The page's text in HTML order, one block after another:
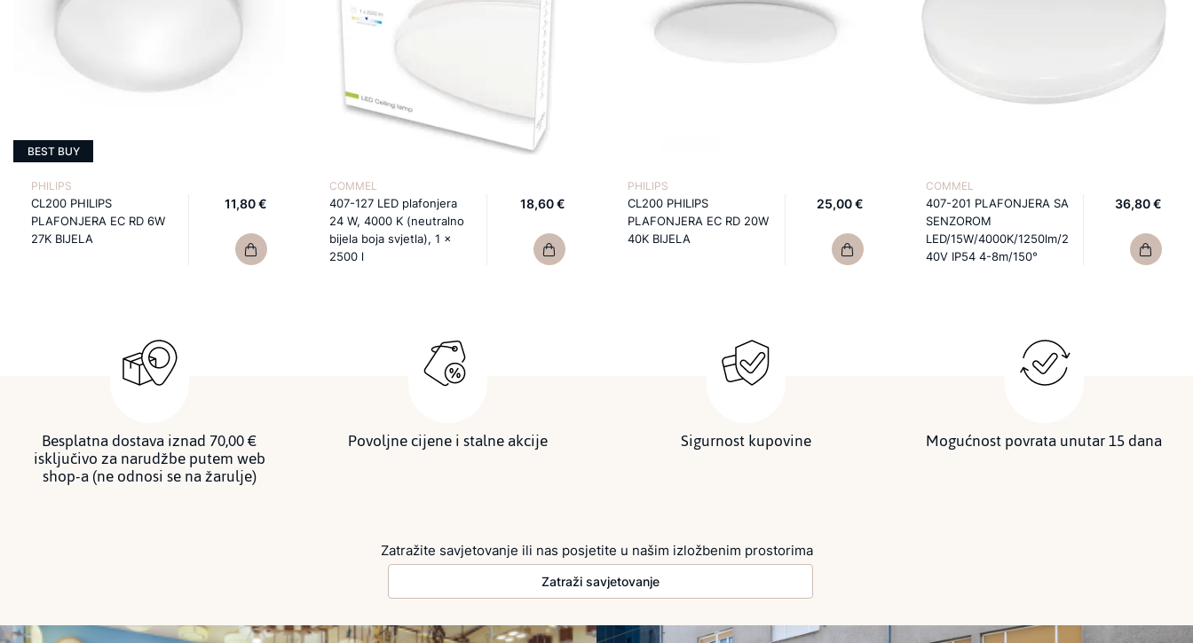
BEST BUY
PHILIPS
CL200 PHILIPS
PLAFONJERA EC RD 6W
27K BIJELA
11,80 €
COMMEL
407-127 LED plafonjera
24 W, 4000 K (neutralno
bijela boja svjetla), 1 x
2500 l
18,60 €
PHILIPS
CL200 PHILIPS
PLAFONJERA EC RD 20W
40K BIJELA
25,00 €
COMMEL
407-201 PLAFONJERA SA
SENZOROM
LED/15W/4000K/1250lm/2
40V IP54 4-8m/150°
36,80 €
Besplatna dostava iznad 70,00 €
isključivo za narudžbe putem web
shop-a (ne odnosi se na žarulje)
Povoljne cijene i stalne akcije Sigurnost kupovine Mogućnost povrata unutar 15 dana
Zatražite savjetovanje ili nas posjetite u našim izložbenim prostorima
Zatraži savjetovanje